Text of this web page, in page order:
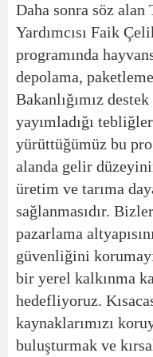
Daha sonra söz
Yardımcısı Faik
programında
depolama,
Bakanlığımız
yayımladığı
yürüttüğümüz bu
alanda gelir
üretim ve tarıma
sağlanmasıdır.
pazarlama
güvenliğini
bir yerel kalkınma
hedefliyoruz.
kaynaklarımızı
buluşturmak ve